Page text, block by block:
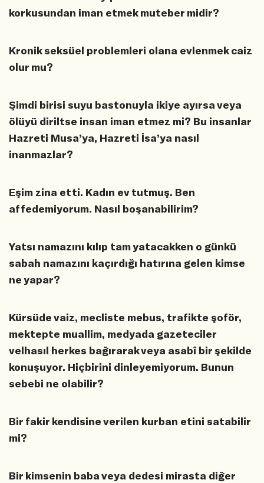
korkusundan iman etmek muteber midir?
Kronik seksüel problemleri olana evlenmek caiz
olur mu?
Şimdi birisi suyu bastonuyla ikiye ayırsa veya
ölüyü diriltse insan iman etmez mi? Bu insanlar
Hazreti Musa’ya, Hazreti İsa’ya nasıl
inanmazlar?
Eşim zina etti. Kadın ev tutmuş. Ben
affedemiyorum. Nasıl boşanabilirim?
Yatsı namazını kılıp tam yatacakken o günkü
sabah namazını kaçırdığı hatırına gelen kimse
ne yapar?
Kürsüde vaiz, mecliste mebus, trafikte şoför,
mektepte muallim, medyada gazeteciler
velhasıl herkes bağırarak veya asabî bir şekilde
konuşuyor. Hiçbirini dinleyemiyorum. Bunun
sebebi ne olabilir?
Bir fakir kendisine verilen kurban etini satabilir
mi?
Bir kimsenin baba veya dedesi mirasta diğer